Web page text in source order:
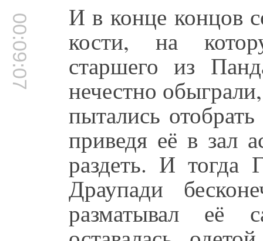
00:09:07 И в конце концов
кости, на
старшего из
нечестно
пытались
приведя её в зал
раздеть. И тогда
Драупади
разматывал её